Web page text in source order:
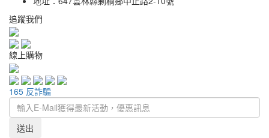
追蹤我們
線上購物
165 反詐騙
送出